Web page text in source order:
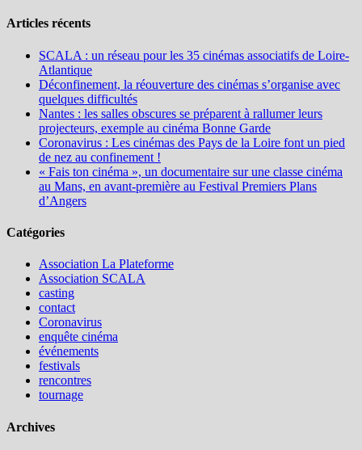
Articles récents
SCALA : un réseau pour les 35 cinémas associatifs de Loire-
Atlantique
Déconfinement, la réouverture des cinémas s’organise avec
quelques difficultés
Nantes : les salles obscures se préparent à rallumer leurs
projecteurs, exemple au cinéma Bonne Garde
Coronavirus : Les cinémas des Pays de la Loire font un pied
de nez au confinement !
« Fais ton cinéma », un documentaire sur une classe cinéma
au Mans, en avant-première au Festival Premiers Plans
d’Angers
Catégories
Association La Plateforme
Association SCALA
casting
contact
Coronavirus
enquête cinéma
événements
festivals
rencontres
tournage
Archives